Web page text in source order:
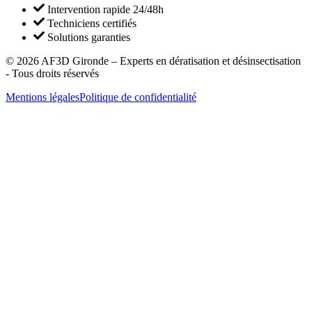
Intervention rapide 24/48h
Techniciens certifiés
Solutions garanties
© 2026 AF3D Gironde – Experts en dératisation et désinsectisation
- Tous droits réservés
Mentions légalesPolitique de confidentialité